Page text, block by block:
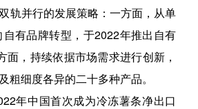
轨并行的发展策略：一方面，从单
有品牌转型，于2022年推出自有
面，持续依据市场需求进行创新，
粗细度各异的二十多种产品。
年中国首次成为冷冻薯条净出口